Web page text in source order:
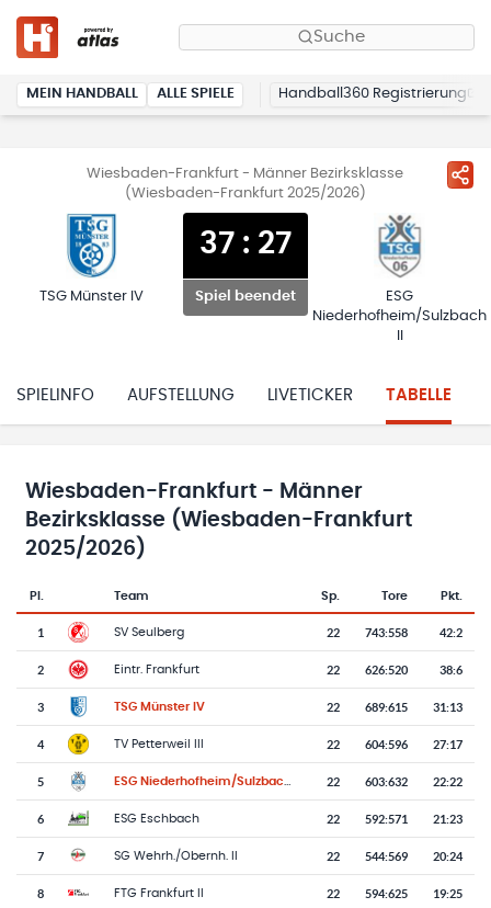
Suche
MEIN HANDBALL ALLE SPIELE Handball360 Registrierung
Wiesbaden-Frankfurt - Männer Bezirksklasse
(Wiesbaden-Frankfurt 2025/2026)
TSG Münster IV
37 : 27
Spiel beendet
ESG
Niederhofheim/Sulzbach
SPIELINFO AUFSTELLUNG LIVETICKER TABELLE
Wiesbaden-Frankfurt - Männer
Bezirksklasse (Wiesbaden-Frankfurt
2025/2026)
Tabelle mit Vereinsplatzierungen, Spielen, Toren und Punkten
Pl.
Team-Logo
Team Sp. Tore Pkt.
1 SV Seulberg 22 743:558 42:2
2 Eintr. Frankfurt 22 626:520 38:6
3 TSG Münster IV 22 689:615 31:13
4 TV Petterweil III 22 604:596 27:17
5 22 603:632 22:22
6 ESG Eschbach 22 592:571 21:23
7 SG Wehrh./Obernh. II 22 544:569 20:24
8 FTG Frankfurt II 22 594:625 19:25